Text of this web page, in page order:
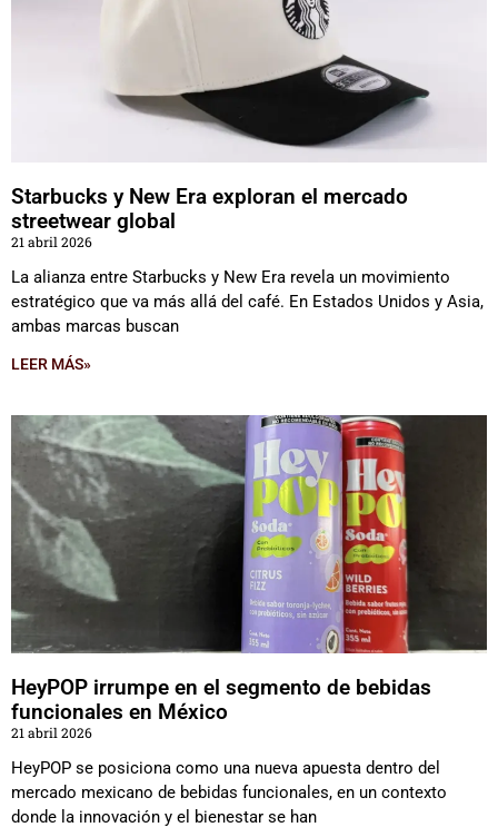
Starbucks y New Era exploran el mercado
streetwear global
21 abril 2026
La alianza entre Starbucks y New Era revela un movimiento
estratégico que va más allá del café. En Estados Unidos y Asia,
ambas marcas buscan
LEER MÁS»
HeyPOP irrumpe en el segmento de bebidas
funcionales en México
21 abril 2026
HeyPOP se posiciona como una nueva apuesta dentro del
mercado mexicano de bebidas funcionales, en un contexto
donde la innovación y el bienestar se han